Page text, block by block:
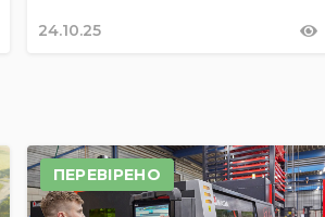
24.10.25
ПЕРЕВІРЕНО